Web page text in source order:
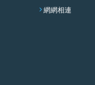
網網相連